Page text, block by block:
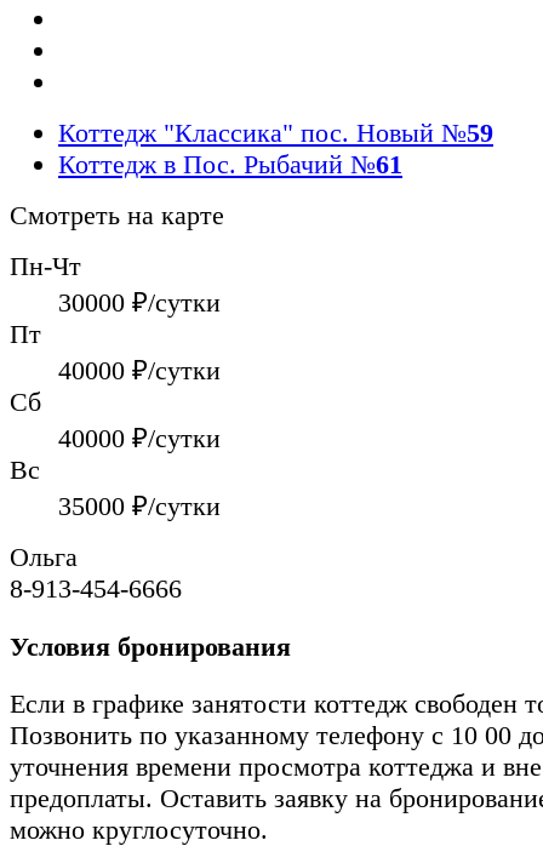
Коттедж "Классика" пос. Новый №59
Коттедж в Пос. Рыбачий №61
Смотреть на карте
Пн-Чт
30000 ₽/сутки
Пт
40000 ₽/сутки
Сб
40000 ₽/сутки
Вс
35000 ₽/сутки
Ольга
8-913-454-6666
Условия бронирования
Если в графике занятости коттедж свободен
Позвонить по указанному телефону с 10 00
уточнения времени просмотра коттеджа и
предоплаты. Оставить заявку на
можно круглосуточно.